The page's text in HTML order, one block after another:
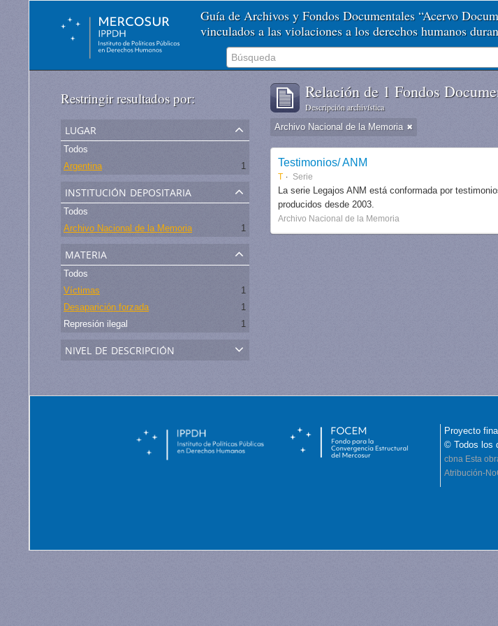
Guía de Archivos y Fondos Documentales “Acervo
vinculados a las violaciones a los derechos humanos
Restringir resultados por:
lugar
Todos
Argentina
1
institución depositaria
Todos
Archivo Nacional de la Memoria
1
materia
Todos
Víctimas
1
Desaparición forzada
1
Represión ilegal
1
nivel de descripción
Relación de 1 Fondos
Descripción archivística
Archivo Nacional de la Memoria
Testimonios/ ANM
T Serie
La serie Legajos ANM está conformada por
producidos desde 2003.
Archivo Nacional de la Memoria
Proyecto
© Todos los
cbna Esta
Atribución-